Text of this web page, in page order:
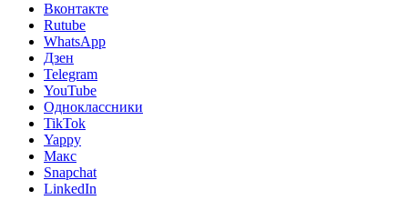
Вконтакте
Rutube
WhatsApp
Дзен
Telegram
YouTube
Одноклассники
TikTok
Yappy
Макс
Snapchat
LinkedIn